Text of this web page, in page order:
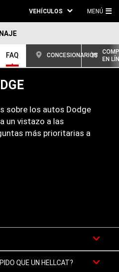
VEHÍCULOS MENÚ
FAQ CONCESIONARIOS
EN
sobre los autos Dodge
un vistazo a las
más prioritarias a
QUE UN HELLCAT?